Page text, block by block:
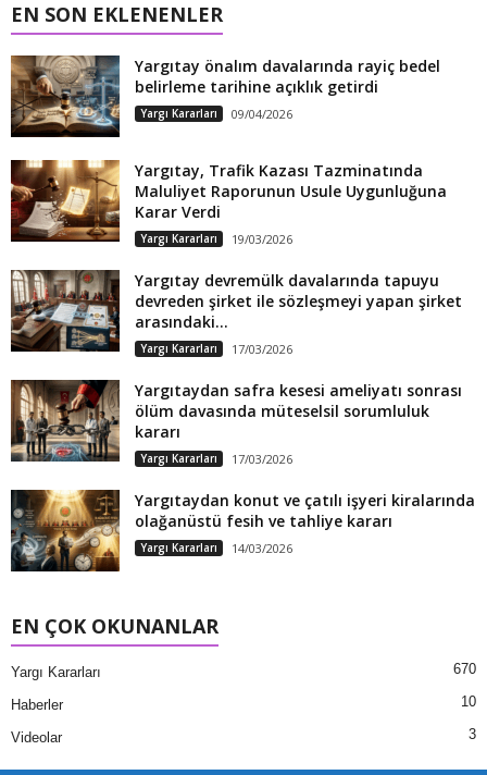
EN SON EKLENENLER
Yargıtay önalım davalarında rayiç bedel
belirleme tarihine açıklık getirdi
Yargı Kararları 09/04/2026
Yargıtay, Trafik Kazası Tazminatında
Maluliyet Raporunun Usule Uygunluğuna
Karar Verdi
Yargı Kararları 19/03/2026
Yargıtay devremülk davalarında tapuyu
devreden şirket ile sözleşmeyi yapan şirket
arasındaki...
Yargı Kararları 17/03/2026
Yargıtaydan safra kesesi ameliyatı sonrası
ölüm davasında müteselsil sorumluluk
kararı
Yargı Kararları 17/03/2026
Yargıtaydan konut ve çatılı işyeri kiralarında
olağanüstü fesih ve tahliye kararı
Yargı Kararları 14/03/2026
EN ÇOK OKUNANLAR
Yargı Kararları 670
Haberler 10
Videolar 3